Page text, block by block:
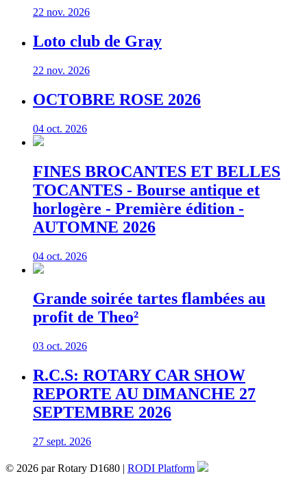
22 nov. 2026
Loto club de Gray
22 nov. 2026
OCTOBRE ROSE 2026
04 oct. 2026
FINES BROCANTES ET BELLES
TOCANTES - Bourse antique et
horlogère - Première édition -
AUTOMNE 2026
04 oct. 2026
Grande soirée tartes flambées au
profit de Theo²
03 oct. 2026
R.C.S: ROTARY CAR SHOW
REPORTE AU DIMANCHE 27
SEPTEMBRE 2026
27 sept. 2026
© 2026 par Rotary D1680 | RODI Platform